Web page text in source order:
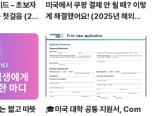
드 – 초보자
첫걸음 (20
미국에서 쿠팡 결제 안 될 때? 이렇
게 해결했어요! (2025년 해외카
짧고 따뜻
🎓미국 대학 공통 지원서, Com